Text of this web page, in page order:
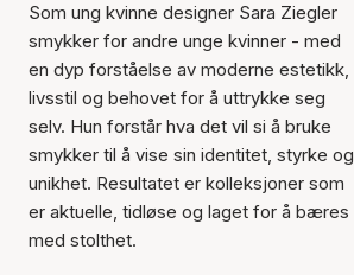
Som ung kvinne designer Sara Ziegler
smykker for andre unge kvinner - med
en dyp forståelse av moderne estetikk,
livsstil og behovet for å uttrykke seg
selv. Hun forstår hva det vil si å bruke
smykker til å vise sin identitet, styrke og
unikhet. Resultatet er kolleksjoner som
er aktuelle, tidløse og laget for å bæres
med stolthet.